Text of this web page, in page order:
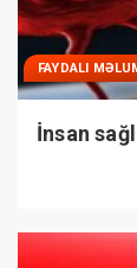
FAYDALI
İnsan